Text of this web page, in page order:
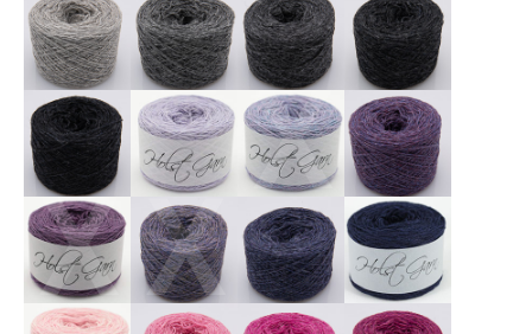
X
X X